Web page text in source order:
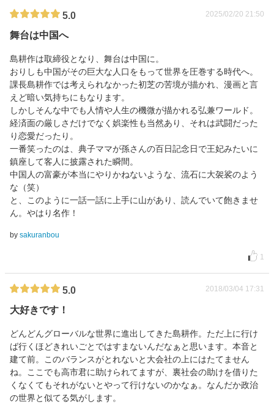
5.0 2025/02/20 21:50
舞台は中国へ
島耕作は取締役となり、舞台は中国に。
おりしも中国がその巨大な人口をもって世界を圧巻する時代へ。
課長島耕作では考えられなかった初芝の苦境が描かれ、漫画と言
えど暗い気持ちにもなります。
しかしそんな中でも人情や人生の機微が描かれる弘兼ワールド。
経済面の厳しさだけでなく娯楽性も当然あり、それは武闘だった
り恋愛だったり。
一番笑ったのは、典子ママが孫さんの百日記念日で王妃みたいに
鎮座して客人に披露された瞬間。
中国人の富豪が本当にやりかねないような、流石に大袈裟のよう
な（笑）
と、このように一話一話に上手に山があり、読んでいて飽きませ
ん。やはり名作！
by sakuranbou
1
5.0 2018/03/04 17:31
大好きです！
どんどんグローバルな世界に進出してきた島耕作。ただ上に行け
ば行くほどきれいごとではすまないんだなぁと思います。本音と
建て前。このバランスがとれないと大会社の上にはたてません
ね。ここでも高市君に助けられてますが、裏社会の助けを借りた
くなくてもそれがないとやって行けないのかなぁ。なんだか政治
の世界と似てる気がします。